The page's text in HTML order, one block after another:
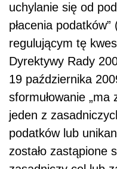
uchylanie się od
płacenia
regulującym tę
Dyrektywy Rady
19 października
sformułowanie
jeden z
podatków lub
zostało zastąpione